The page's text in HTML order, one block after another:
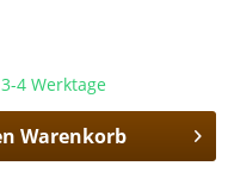
4 Werktage
Warenkorb